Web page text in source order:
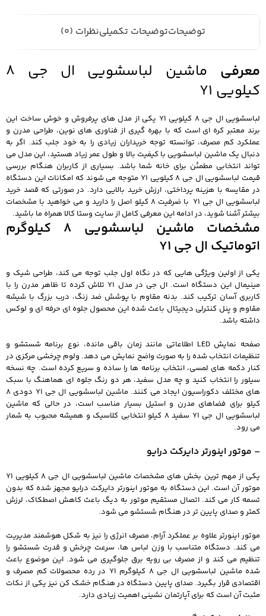
توضیحاتتوضیحات تکمیلینظرات (0)
معرفی
ماشین لباسشویی ال جی 8
کیلویی Y1
لباسشویی ال جی 8 کیلویی Y1 یکی از مدل های پرفروش و خوش ساخت این
برند معتبر کره ای است که با بهره گیری از فناوری های نوین، طراحی مدرن و
عملکرد کم مصرف، توانسته توجه خریداران زیادی را به خود جلب کند. اگر به
دنبال یک ماشین لباسشویی با کیفیت بالا و طول عمر زیاد هستید، این مدل می
تواند انتخابی مطمئن برای خانه شما باشد. بسیاری از کاربران هنگام بررسی
قیمت لباسشویی ال جی 8 کیلویی Y1 متوجه می شوند که امکانات این دستگاه
در مقایسه با هزینه پرداختی، ارزش خرید بالایی دارد. در صورتی که قصد خرید
لباسشویی ال جی Y1 با ضرفیت 8 کیلو اصل را دارید و می خواهید با مشخصات
بیشتر آشنا شوید، در ادامه این معرفی کامل از سایت وستا کالا همراه ما باشید.
مشخصات ماشین لباسشویی 8 کیلوگرم
اتوماتیک ال جی Y1
یکی از اولین ویژگی هایی که در نگاه اول جلب توجه می کند، طراحی شیک و
مینیمال این دستگاه است. ال جی در مدل Y1 تلاش کرده تا ظاهر مدرن را با
کاربری آسان ترکیب کند. بدنه مقاوم با پوشش ضد زنگ، درب بزرگ با شیشه
مقاوم و پنل کنترلی دیجیتال باعث شده این محصول جلوه ای حرفه ای و لوکس
داشته باشد.
صفحه نمایش LED اطلاعاتی مانند زمان باقی مانده، نوع برنامه شستشو و
تنظیمات انتخاب شده را به صورت واضح نمایش می دهد. ولوم چرخشی مرکزی در
کنار دکمه های لمسی، انتخاب برنامه ها را ساده و سریع کرده است. چه نسخه
سیلور را انتخاب کنید و چه مدل سفید، هر دو رنگ جلوه ای هماهنگ با سبک
های مختلف دکوراسیون ایجاد می کنند. ماشین لباسشویی ال جی Y1 دودی 8
کیلو برای فضاهای مدرن و استیل بسیار مناسب است، در حالی که ماشین
لباسشویی ال جی Y1 سفید 8 کیلو انتخابی کلاسیک و همیشه محبوب به شمار
می رود.
– موتور اینورتر دایرکت درایو
یکی از مهم ترین بخش های مشخصات ماشین لباسشویی ال جی 8 کیلویی Y1
موتور آن است. این دستگاه به موتور اینورتر دایرکت درایو مجهز شده که بدون
تسمه کار می کند. اتصال مستقیم موتور به دیگ باعث کاهش اصطکاک، لرزش
کمتر و صدای پایین تر در هنگام شستشو می شود.
موتور اینورتر علاوه بر عملکرد آرام، مصرف انرژی را نیز به شکل هوشمند مدیریت
می کند. دستگاه متناسب با وزن لباس ها، سرعت چرخش و قدرت شستشو را
تنظیم می کند و از مصرف بی رویه برق جلوگیری می شود. این موضوع باعث
شده ماشین لباسشویی ال جی 8 کیلوگرم Y1 در رده محصولات کم مصرف و
اقتصادی قرار بگیرد. صدای پایین دستگاه در هنگام خشک کن نیز یکی از نکات
مثبت آن است که برای آپارتمان نشینی اهمیت زیادی دارد.